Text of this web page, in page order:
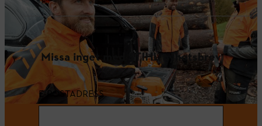
Missa inget med STIHL nyhetsbrev
E-POSTADRESS